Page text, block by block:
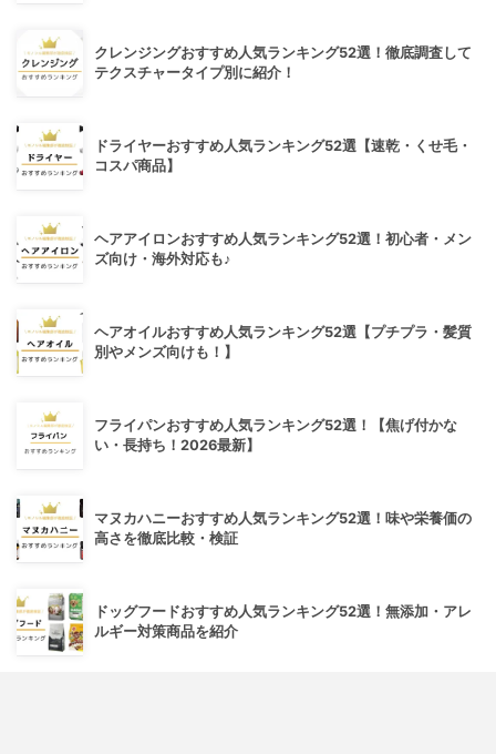
クレンジングおすすめ人気ランキング52選！徹底調査して
テクスチャータイプ別に紹介！
ドライヤーおすすめ人気ランキング52選【速乾・くせ毛・
コスパ商品】
ヘアアイロンおすすめ人気ランキング52選！初心者・メン
ズ向け・海外対応も♪
ヘアオイルおすすめ人気ランキング52選【プチプラ・髪質
別やメンズ向けも！】
フライパンおすすめ人気ランキング52選！【焦げ付かな
い・長持ち！2026最新】
マヌカハニーおすすめ人気ランキング52選！味や栄養価の
高さを徹底比較・検証
ドッグフードおすすめ人気ランキング52選！無添加・アレ
ルギー対策商品を紹介